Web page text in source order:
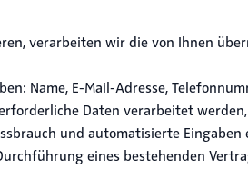
verarbeiten wir die von Ihnen
Name, E-Mail-Adresse,
Daten verarbeitet
und automatisierte
eines bestehenden